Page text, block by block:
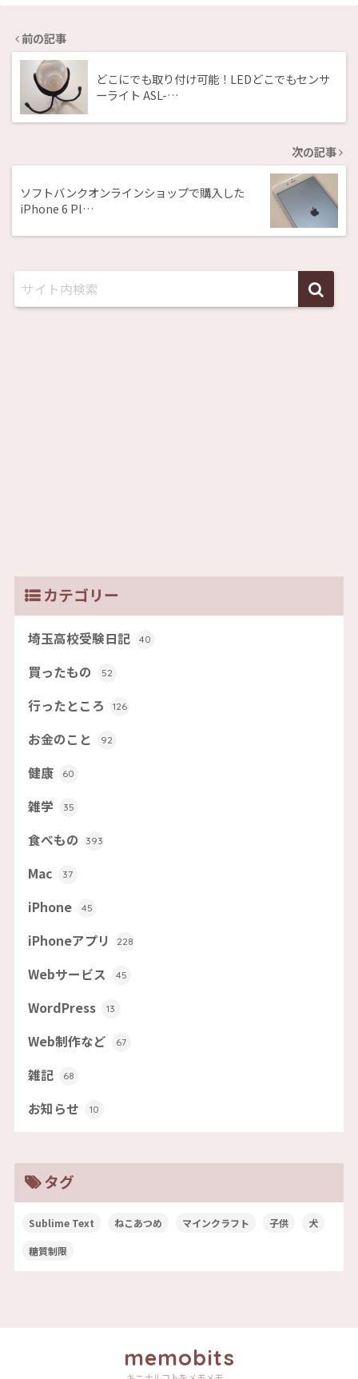
前の記事
どこにでも取り付け可能！LEDどこでもセンサ
ーライト ASL-…
次の記事
ソフトバンクオンラインショップで購入した
iPhone 6 Pl…
カテゴリー
埼玉高校受験日記 40
買ったもの 52
行ったところ 126
お金のこと 92
健康 60
雑学 35
食べもの 393
Mac 37
iPhone 45
iPhoneアプリ 228
Webサービス 45
WordPress 13
Web制作など 67
雑記 68
お知らせ 10
タグ
Sublime Text ねこあつめ マインクラフト 子供 犬
糖質制限
memobits